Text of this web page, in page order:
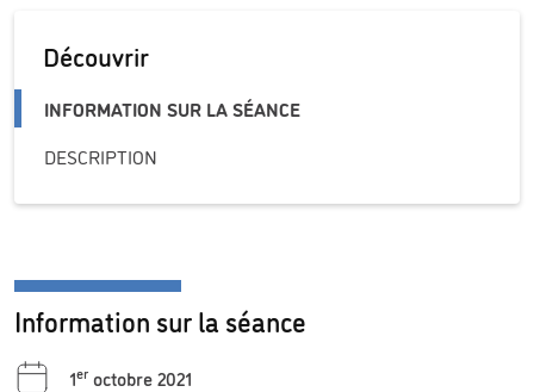
Découvrir
INFORMATION SUR LA SÉANCE
DESCRIPTION
Information sur la séance
1er octobre 2021